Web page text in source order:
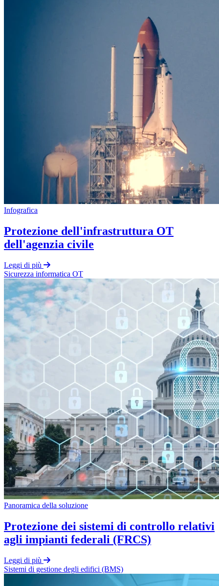
Infografica
Protezione dell'infrastruttura OT
dell'agenzia civile
Leggi di più
Sicurezza informatica OT
Panoramica della soluzione
Protezione dei sistemi di controllo relativi
agli impianti federali (FRCS)
Leggi di più
Sistemi di gestione degli edifici (BMS)